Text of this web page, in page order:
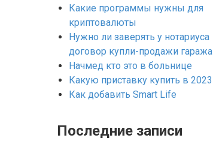
Какие программы нужны для
криптовалюты
Нужно ли заверять у нотариуса
договор купли-продажи гаража
Начмед кто это в больнице
Какую приставку купить в 2023
Как добавить Smart Life
Последние записи